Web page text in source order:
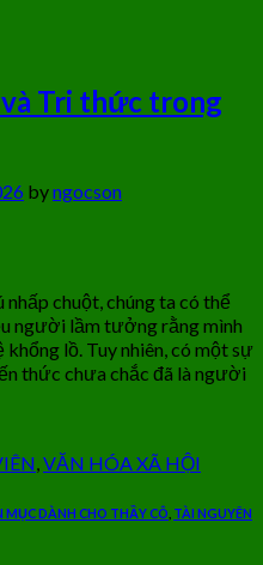
Tri thức trong
byngocson
chuột, chúng ta có thể
người lầm tưởng rằng mình
lồ. Tuy nhiên, có một sự
thức chưa chắc đã là người
,VĂN HÓA XÃ HỘI
MỤC DÀNH CHO THẦY CÔ TÀI NGUYÊN